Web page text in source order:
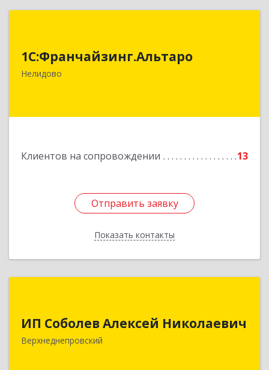
1С:Франчайзинг.Альтаро
Нелидово
Клиентов на сопровождении 13
Отправить заявку
Показать контакты
172527, Тверская обл, Нелидово г, Матросова
Отправить заявку
Назад
ИП Соболев Алексей Николаевич
Верхнеднепровский